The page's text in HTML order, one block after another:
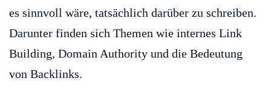
es sinnvoll wäre, tatsächlich darüber zu schreiben.
Darunter finden sich Themen wie internes Link
Building, Domain Authority und die Bedeutung
von Backlinks.